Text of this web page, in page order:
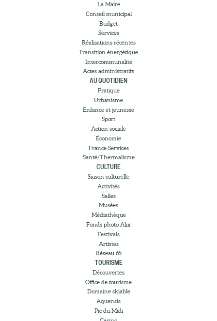
La Maire
Conseil municipal
Budget
Services
Réalisations récentes
Transition énergétique
Intercommunalité
Actes administratifs
AU QUOTIDIEN
Pratique
Urbanisme
Enfance et jeunesse
Sport
Action sociale
Économie
France Services
Santé/Thermalisme
CULTURE
Saison culturelle
Activités
Salles
Musées
Médiathèque
Fonds photo Alix
Festivals
Artistes
Réseau 65
TOURISME
Découvertes
Office de tourisme
Domaine skiable
Aquensis
Pic du Midi